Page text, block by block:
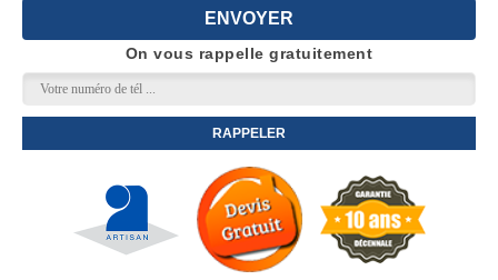
On vous rappelle gratuitement